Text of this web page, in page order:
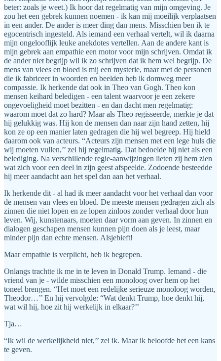
beter: zoals je weet.) Ik hoor dat regelmatig van mijn omgeving. Je
zou het een gebrek kunnen noemen - ik kan mij moeilijk verplaatsen
in een ander. De ander is meer ding dan mens. Misschien ben ik te
egocentrisch ingesteld. Als iemand een verhaal vertelt, wil ik daarna
mijn ongelooflijk leuke anekdotes vertellen. Aan de andere kant is
mijn gebrek aan empathie een motor voor mijn schrijven. Omdat ik
de ander niet begrijp wil ik zo schrijven dat ik hem wel begrijp. De
mens van vlees en bloed is mij een mysterie, maar met de personen
die ik fabriceer in woorden en beelden heb ik domweg meer
compassie. Ik herkende dat ook in Theo van Gogh. Theo kon
mensen keihard beledigen - een talent waarvoor je een zekere
ongevoeligheid moet bezitten - en dan dacht men regelmatig:
waarom moet dat zo hard? Maar als Theo regisseerde, merkte je dat
hij gelukkig was. Hij kon de mensen dan naar zijn hand zetten, hij
kon ze op een manier laten gedragen die hij wel begreep. Hij hield
daarom ook van acteurs. “Acteurs zijn mensen met een lege huls die
wij moeten vullen,’’ zei hij regelmatig. Dat bedoelde hij niet als een
belediging. Na verschillende regie-aanwijzingen lieten zij hem zien
wat zich voor een deel in zijn geest afspeelde. Zodoende besteedde
hij meer aandacht aan het spel dan aan het verhaal.
Ik herkende dit - al had ik meer aandacht voor het verhaal dan voor
de mensen van vlees en bloed. De meeste mensen gedragen zich als
zinnen die niet lopen en ze lopen zinloos zonder verhaal door hun
leven. Wij, kunstenaars, moeten daar vorm aan geven. In zinnen en
dialogen geschapen mensen kunnen pijn doen als je leest, maar
minder pijn dan echte mensen. Alsjebieft!
Maar empathie is verplicht, heb ik begrepen.
Onlangs trachtte ik me in te leven in Donald Trump. Iemand - die
vriend van je - wilde misschien een monoloog over hem op het
toneel brengen. “Het moet een redelijke serieuze monoloog worden,
Theodor…’’ En hij vervolgde: “Wat denkt Trump, hoe denkt hij,
wat wil hij, hoe zit hij werkelijk in elkaar?’’
Tja…
“Ik wil de werkelijkheid niet,’’ zei ik. Maar ik beloofde het een kans
te geven.